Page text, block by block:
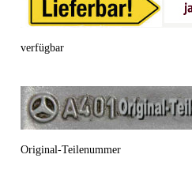
verfügbar
Original-Teilenummer